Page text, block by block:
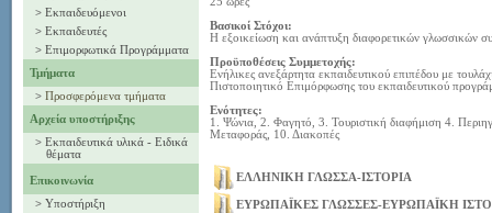
> Εκπαιδευόμενοι
> Εκπαιδευτές
> Επιμορφωτικά Προγράμματα
Τμήματα
> Προσφερόμενα τμήματα
Αρχεία υποστήριξης
> Εκπαιδευτικά υλικά - Ειδικά
θέματα
Επικοινωνία
> Υποστήριξη
Βασικοί Στόχοι:
Η εξοικείωση και ανάπτυξη διαφορετικών γλωσσικών
Προϋποθέσεις Συμμετοχής:
Ενήλικες ανεξάρτητα εκπαιδευτικού επιπέδου με
Πιστοποιητικό Επιμόρφωσης του εκπαιδευτικού
Ενότητες:
1. Ψώνια, 2. Φαγητό, 3. Τουριστική διαφήμιση 4.
Μεταφοράς, 10. Διακοπές
ΕΛΛΗΝΙΚΗ ΓΛΩΣΣΑ-ΙΣΤΟΡΙΑ
ΕΥΡΩΠΑΪΚΕΣ ΓΛΩΣΣΕΣ-ΕΥΡΩΠΑΪΚΗ